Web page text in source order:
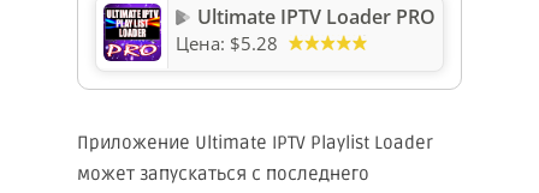
Ultimate IPTV Loader PRO
Цена: $5.28
Приложение Ultimate IPTV Playlist Loader
может запускаться с последнего